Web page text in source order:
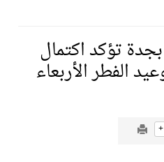
تؤكد اكتمال
+